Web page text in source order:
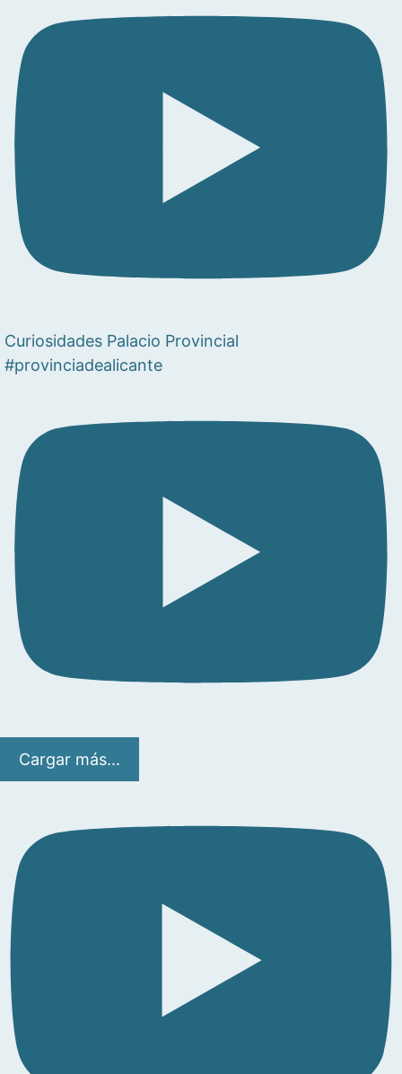
Curiosidades Palacio Provincial
#provinciadealicante
Cargar más...